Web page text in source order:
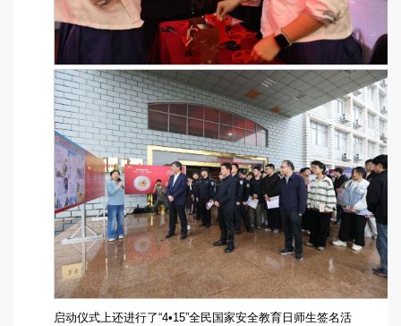
启动仪式上还进行了“4•15”全民国家安全教育日师生签名活